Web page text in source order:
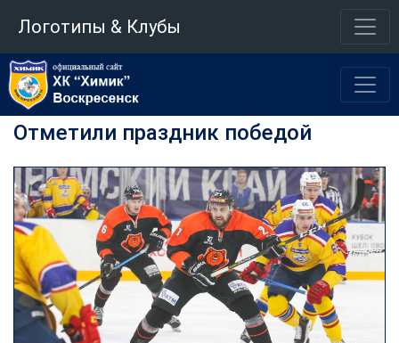
Логотипы & Клубы
Отметили праздник победой